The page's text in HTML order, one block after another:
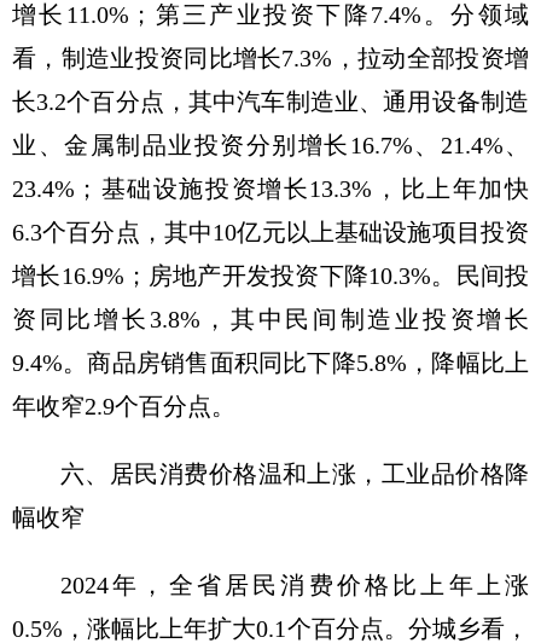
增长11.0%；第三产业投资下降7.4%。分领域
看，制造业投资同比增长7.3%，拉动全部投资增
长3.2个百分点，其中汽车制造业、通用设备制造
业、金属制品业投资分别增长16.7%、21.4%、
23.4%；基础设施投资增长13.3%，比上年加快
6.3个百分点，其中10亿元以上基础设施项目投资
增长16.9%；房地产开发投资下降10.3%。民间投
资同比增长3.8%，其中民间制造业投资增长
9.4%。商品房销售面积同比下降5.8%，降幅比上
年收窄2.9个百分点。
六、居民消费价格温和上涨，工业品价格降
幅收窄
2024年，全省居民消费价格比上年上涨
0.5%，涨幅比上年扩大0.1个百分点。分城乡看，